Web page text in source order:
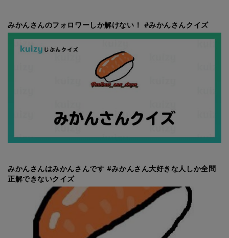
みかんさんのフォロワーしか解けない！ #みかんさんクイズ
みかんさんはみかんさんです #みかんさん大好きな人しか全問
正解できないクイズ